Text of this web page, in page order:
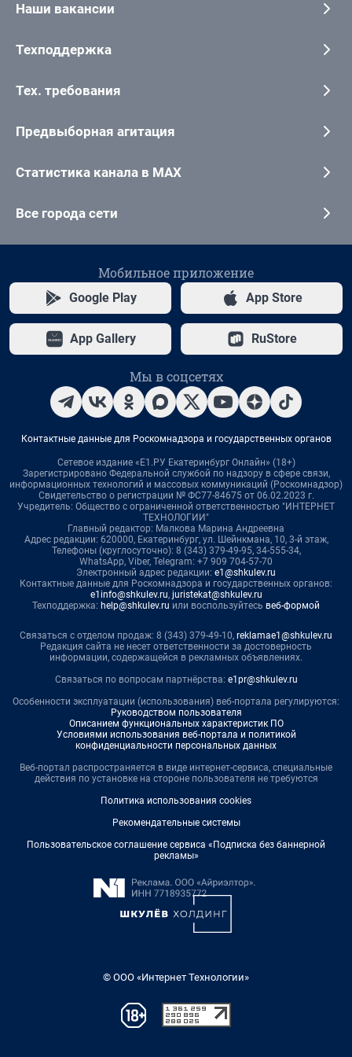
Наши вакансии
Техподдержка
Тех. требования
Предвыборная агитация
Статистика канала в MAX
Все города сети
Мобильное приложение
Google Play App Store
App Gallery RuStore
Мы в соцсетях
Контактные данные для Роскомнадзора и государственных органов
Сетевое издание «Е1.РУ Екатеринбург Онлайн» (18+)
Зарегистрировано Федеральной службой по надзору в сфере связи,
информационных технологий и массовых коммуникаций (Роскомнадзор)
Свидетельство о регистрации № ФС77-84675 от 06.02.2023 г.
Учредитель: Общество с ограниченной ответственностью "ИНТЕРНЕТ
ТЕХНОЛОГИИ"
Главный редактор: Малкова Марина Андреевна
Адрес редакции: 620000, Екатеринбург, ул. Шейнкмана, 10, 3-й этаж,
Телефоны (круглосуточно): 8 (343) 379-49-95, 34-555-34,
WhatsApp, Viber, Telegram: +7 909 704-57-70
Электронный адрес редакции: e1@shkulev.ru
Контактные данные для Роскомнадзора и государственных органов:
e1info@shkulev.ru, juristekat@shkulev.ru
Техподдержка: help@shkulev.ru или воспользуйтесь веб-формой
Связаться с отделом продаж: 8 (343) 379-49-10, reklamae1@shkulev.ru
Редакция сайта не несет ответственности за достоверность
информации, содержащейся в рекламных объявлениях.
Связаться по вопросам партнёрства: e1pr@shkulev.ru
Особенности эксплуатации (использования) веб-портала регулируются:
Руководством пользователя
Описанием функциональных характеристик ПО
Условиями использования веб-портала и политикой
конфиденциальности персональных данных
Веб-портал распространяется в виде интернет-сервиса, специальные
действия по установке на стороне пользователя не требуются
Политика использования cookies
Рекомендательные системы
Пользовательское соглашение сервиса «Подписка без баннерной
рекламы»
© ООО «Интернет Технологии»